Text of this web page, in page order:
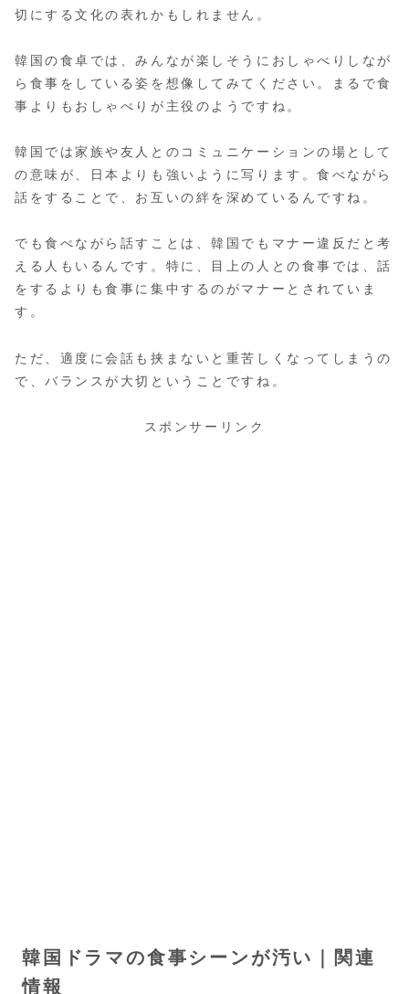
切にする文化の表れかもしれません。
韓国の食卓では、みんなが楽しそうにおしゃべりしなが
ら食事をしている姿を想像してみてください。まるで食
事よりもおしゃべりが主役のようですね。
韓国では家族や友人とのコミュニケーションの場として
の意味が、日本よりも強いように写ります。食べながら
話をすることで、お互いの絆を深めているんですね。
でも食べながら話すことは、韓国でもマナー違反だと考
える人もいるんです。特に、目上の人との食事では、話
をするよりも食事に集中するのがマナーとされていま
す。
ただ、適度に会話も挟まないと重苦しくなってしまうの
で、バランスが大切ということですね。
スポンサーリンク
韓国ドラマの食事シーンが汚い｜関連
情報